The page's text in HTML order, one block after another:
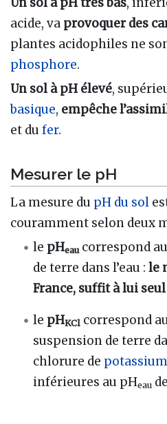
acide, va provoquer des
plantes acidophiles ne
phosphore.
Un sol à pH élevé,
basique, empêche
et du fer.
Mesurer le pH
La mesure du pH du sol
couramment selon deux
le pHeau correspond
de terre dans l’eau :le
France, suffit à lui
le pHKCl correspond
suspension de terre
chlorure de potassium
inférieures au pHeau